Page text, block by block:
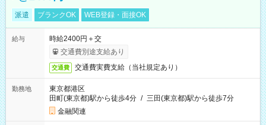
派遣 ブランクOK WEB登録・面接OK
給与
時給2400円＋交
交通費別途支給あり
交通費 交通費実費支給（当社規定あり）
勤務地
東京都港区
田町(東京都)駅から徒歩4分 / 三田(東京都)駅から徒歩7分
金融関連